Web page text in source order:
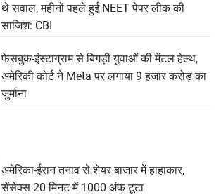
थे सवाल, महीनों पहले हुई NEET पेपर लीक की
साजिश: CBI
फेसबुक-इंस्टाग्राम से बिगड़ी युवाओं की मेंटल हेल्थ,
अमेरिकी कोर्ट ने Meta पर लगाया 9 हजार करोड़ का
जुर्माना
अमेरिका-ईरान तनाव से शेयर बाजार में हाहाकार,
सेंसेक्स 20 मिनट में 1000 अंक टूटा